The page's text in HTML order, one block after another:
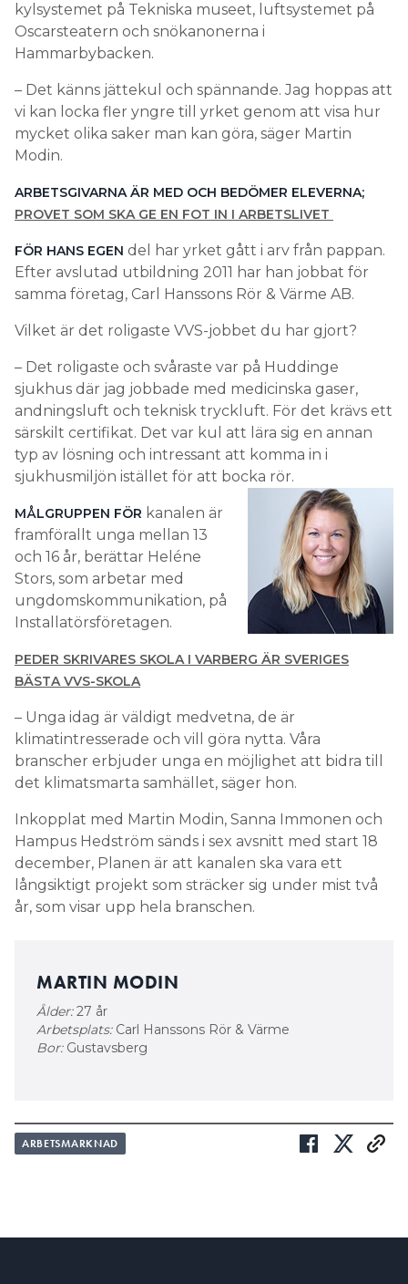
kylsystemet på Tekniska museet, luftsystemet på
Oscarsteatern och snökanonerna i
Hammarbybacken.
– Det känns jättekul och spännande. Jag hoppas att
vi kan locka fler yngre till yrket genom att visa hur
mycket olika saker man kan göra, säger Martin
Modin.
ARBETSGIVARNA ÄR MED OCH BEDÖMER ELEVERNA;
PROVET SOM SKA GE EN FOT IN I ARBETSLIVET
FÖR HANS EGEN del har yrket gått i arv från pappan.
Efter avslutad utbildning 2011 har han jobbat för
samma företag, Carl Hanssons Rör & Värme AB.
Vilket är det roligaste VVS-jobbet du har gjort?
– Det roligaste och svåraste var på Huddinge
sjukhus där jag jobbade med medicinska gaser,
andningsluft och teknisk tryckluft. För det krävs ett
särskilt certifikat. Det var kul att lära sig en annan
typ av lösning och intressant att komma in i
sjukhusmiljön istället för att bocka rör.
MÅLGRUPPEN FÖR kanalen är
framförallt unga mellan 13
och 16 år, berättar Heléne
Stors, som arbetar med
ungdomskommunikation, på
Installatörsföretagen.
PEDER SKRIVARES SKOLA I VARBERG ÄR SVERIGES
BÄSTA VVS-SKOLA
– Unga idag är väldigt medvetna, de är
klimatintresserade och vill göra nytta. Våra
branscher erbjuder unga en möjlighet att bidra till
det klimatsmarta samhället, säger hon.
Inkopplat med Martin Modin, Sanna Immonen och
Hampus Hedström sänds i sex avsnitt med start 18
december, Planen är att kanalen ska vara ett
långsiktigt projekt som sträcker sig under mist två
år, som visar upp hela branschen.
MARTIN MODIN
Ålder:27 år
Arbetsplats:Carl Hanssons Rör & Värme
Bor:Gustavsberg
ARBETSMARKNAD